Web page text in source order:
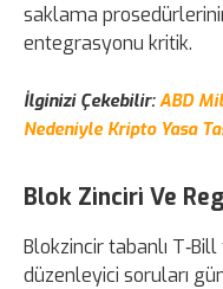
saklama
entegrasyonu kritik.
İlginizi Çekebilir:ABD
Nedeniyle Kripto Yasa
Blok Zinciri Ve
Blokzincir tabanlı
düzenleyici soruları